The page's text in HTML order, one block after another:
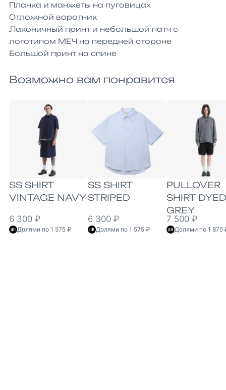
Планка и манжеты на пуговицах
Отложной воротник
Лаконичный принт и небольшой патч с
логотипом МЕЧ на передней стороне
Большой принт на спине
Возможно вам понравится
SS SHIRT
VINTAGE NAVY
6 300 ₽
Долями по 1 575 ₽
SS SHIRT
STRIPED
6 300 ₽
Долями по 1 575 ₽
PULLOVER
SHIRT DYED
GREY
7 500 ₽
Долями по 1 875